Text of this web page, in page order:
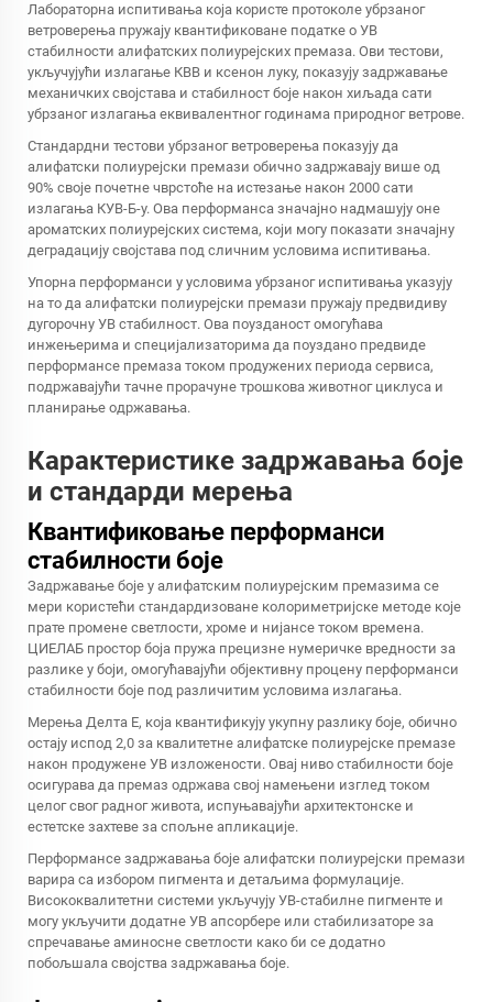
Лабораторна испитивања која користе протоколе убрзаног
ветроверења пружају квантификоване податке о УВ
стабилности алифатских полиурејских премаза. Ови тестови,
укључујући излагање КВВ и ксенон луку, показују задржавање
механичких својстава и стабилност боје након хиљада сати
убрзаног излагања еквивалентног годинама природног ветрове.
Стандардни тестови убрзаног ветроверења показују да
алифатски полиурејски премази обично задржавају више од
90% своје почетне чврстоће на истезање након 2000 сати
излагања КУВ-Б-у. Ова перформанса значајно надмашују оне
ароматских полиурејских система, који могу показати значајну
деградацију својстава под сличним условима испитивања.
Упорна перформанси у условима убрзаног испитивања указују
на то да алифатски полиурејски премази пружају предвидиву
дугорочну УВ стабилност. Ова поузданост омогућава
инжењерима и специјализаторима да поуздано предвиде
перформансе премаза током продужених периода сервиса,
подржавајући тачне прорачуне трошкова животног циклуса и
планирање одржавања.
Карактеристике задржавања боје
и стандарди мерења
Квантификовање перформанси
стабилности боје
Задржавање боје у алифатским полиурејским премазима се
мери користећи стандардизоване колориметријске методе које
прате промене светлости, хроме и нијансе током времена.
ЦИЕЛАБ простор боја пружа прецизне нумеричке вредности за
разлике у боји, омогућавајући објективну процену перформанси
стабилности боје под различитим условима излагања.
Мерења Делта Е, која квантификују укупну разлику боје, обично
остају испод 2,0 за квалитетне алифатске полиурејске премазе
након продужене УВ изложености. Овај ниво стабилности боје
осигурава да премаз одржава свој намењени изглед током
целог свог радног живота, испуњавајући архитектонске и
естетске захтеве за спољне апликације.
Перформансе задржавања боје алифатски полиурејски премази
варира са избором пигмента и детаљима формулације.
Висококвалитетни системи укључују УВ-стабилне пигменте и
могу укључити додатне УВ апсорбере или стабилизаторе за
спречавање аминосне светлости како би се додатно
побољшала својства задржавања боје.